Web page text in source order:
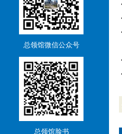
总领馆微信公众号
总领馆脸书